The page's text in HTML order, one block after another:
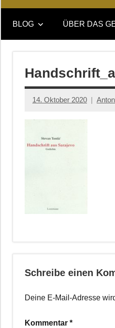
DAS
GEDICHT
blog
DAS
GEDICHT.
Zeitschrift
BLOG ÜBER DAS
14. Oktober 2020
Schreibe einen
Deine E-Mail-Adresse
Kommentar *